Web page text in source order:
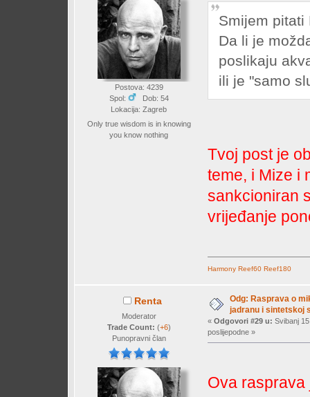
Postova: 4239
Spol:
Dob: 54
Lokacija: Zagreb
Only true wisdom is in knowing
you know nothing
Smijem pitati
Da li je
poslikaju
ili je "samo
Tvoj post je
teme, i Mize i
sankcioniran
vrijeđanje
Harmony Reef60 Reef180
Renta
Moderator
Trade Count: (+6)
Punopravni član
Odg: Rasprava o
jadranu i sintetskoj
« Odgovori #29 u: Svibanj
poslijepodne »
Ova rasprava